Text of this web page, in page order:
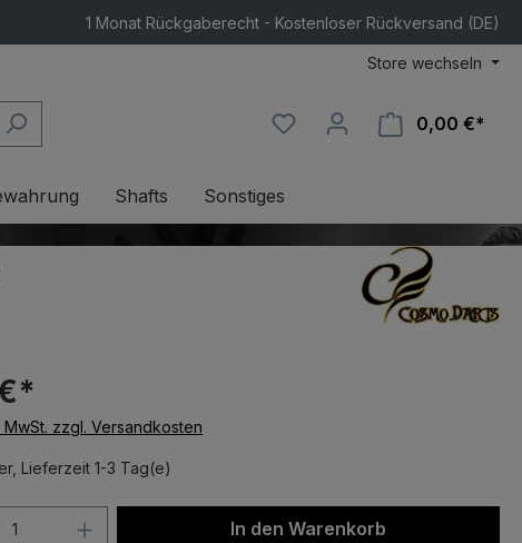
1 Monat Rückgaberecht - Kostenloser Rückversand (DE)
Store wechseln
0,00 €*
Shafts Sonstiges
MwSt. zzgl. Versandkosten
Lieferzeit 1-3 Tag(e)
Anzahl: Gib den gewünschten Wert
In den Warenkorb